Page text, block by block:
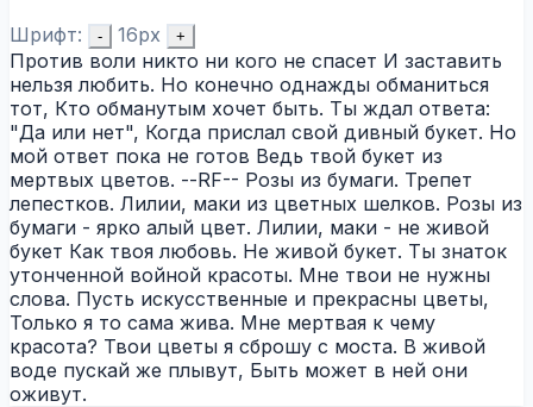
Шрифт: - 16px +
Против воли никто ни кого не спасет И заставить
нельзя любить. Но конечно однажды обманиться
тот, Кто обманутым хочет быть. Ты ждал ответа:
"Да или нет", Когда прислал свой дивный букет. Но
мой ответ пока не готов Ведь твой букет из
мертвых цветов. --RF-- Розы из бумаги. Трепет
лепестков. Лилии, маки из цветных шелков. Розы из
бумаги - ярко алый цвет. Лилии, маки - не живой
букет Как твоя любовь. Не живой букет. Ты знаток
утонченной войной красоты. Мне твои не нужны
слова. Пусть искусственные и прекрасны цветы,
Только я то сама жива. Мне мертвая к чему
красота? Твои цветы я сброшу с моста. В живой
воде пускай же плывут, Быть может в ней они
оживут.